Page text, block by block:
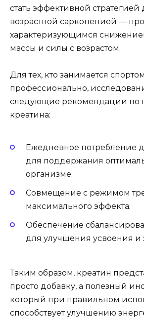
стать эффективной
возрастной саркопенией —
характеризующимся
массы и силы с возрастом.
Для тех, кто занимается спортом
профессионально,
следующие рекомендации по
креатина:
Ежедневное потребление
для поддержания
организме;
Совмещение с режимом
максимального эффекта;
Обеспечение
для улучшения усвоения и
Таким образом, креатин
просто добавку, а полезный
который при правильном
способствует улучшению